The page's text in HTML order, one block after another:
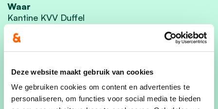
Deze website maakt gebruik van cookies
We gebruiken cookies om content en advertenties te
personaliseren, om functies voor social media te bieden
Waar
Kantine KVV Duffel
Heidestraat 7B
Duffel 2570
Deel dit evenement